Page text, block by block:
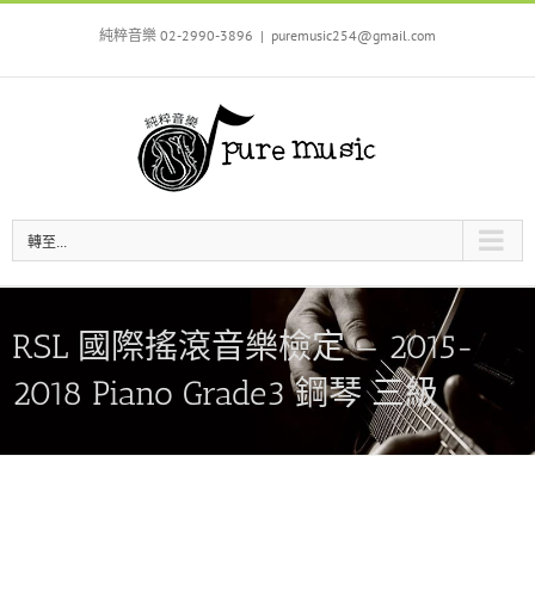
Skip
純粹音樂 02-2990-3896 | puremusic254@gmail.com
轉至...
RSL 國際搖滾音樂檢定 — 2015-
2018 Piano Grade3 鋼琴 三級